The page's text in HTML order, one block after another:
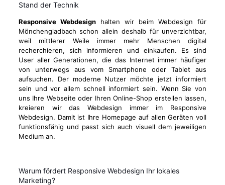
Stand der Technik
Responsive Webdesignhalten wir beim Webdesign für
Mönchengladbach schon allein deshalb für unverzichtbar,
weil mittlerer Weile immer mehr Menschen digital
recherchieren, sich informieren und einkaufen. Es sind
User aller Generationen, die das Internet immer häufiger
von unterwegs aus vom Smartphone oder Tablet aus
aufsuchen. Der moderne Nutzer möchte jetzt informiert
sein und vor allem schnell informiert sein. Wenn Sie von
uns Ihre Webseite oder Ihren Online-Shop erstellen lassen,
kreieren wir das Webdesign immer im Responsive
Webdesign. Damit ist Ihre Homepage auf allen Geräten voll
funktionsfähig und passt sich auch visuell dem jeweiligen
Medium an.
Warum fördert Responsive Webdesign Ihr lokales
Marketing?